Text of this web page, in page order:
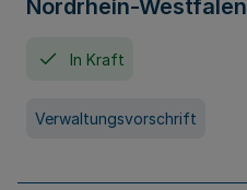
Nordrhein-Westfalen
In Kraft
Verwaltungsvorschrift